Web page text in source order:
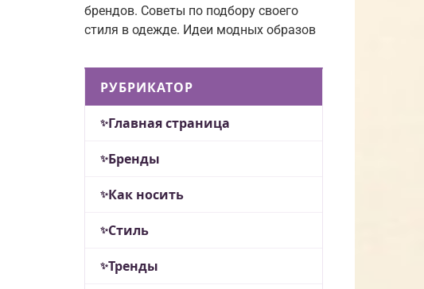
брендов. Советы по подбору своего
стиля в одежде. Идеи модных образов
РУБРИКАТОР
Главная страница
Бренды
Как носить
Стиль
Тренды